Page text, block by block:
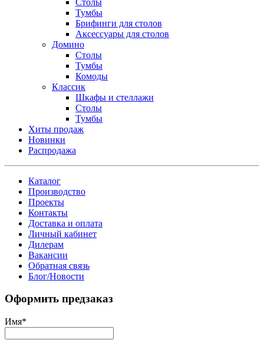
Тумбы
Брифинги для столов
Аксессуары для столов
Домино
Столы
Тумбы
Комоды
Классик
Шкафы и стеллажи
Столы
Тумбы
Хиты продаж
Новинки
Распродажа
Каталог
Производство
Проекты
Контакты
Доставка и оплата
Личный кабинет
Дилерам
Вакансии
Обратная связь
Блог/Новости
Оформить предзаказ
Имя*